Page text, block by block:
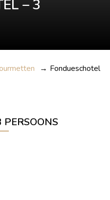
– 3
→ Fondueschotel
PERSOONS